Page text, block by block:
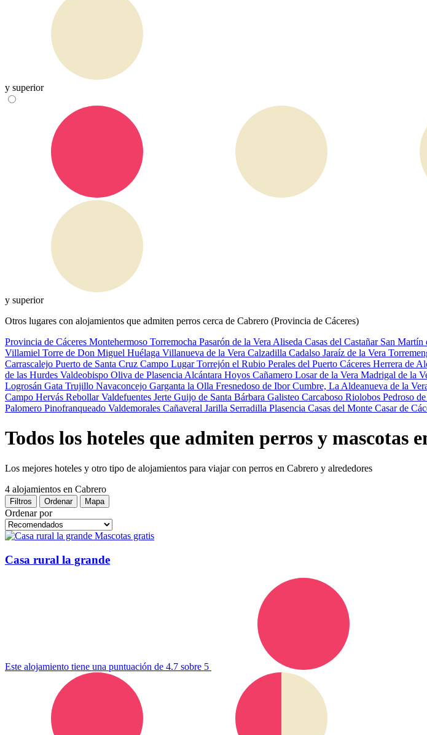
y superior
y superior
Otros lugares con alojamientos que admiten perros cerca de Cabrero (Provincia de Cáceres)
Provincia de Cáceres Montehermoso Torremocha Pasarón de la Vera Aliseda Casas del Castañar San Martín
Villamiel Torre de Don Miguel Huélaga Villanueva de la Vera Calzadilla Cadalso Jaraíz de la Vera
Carrascalejo Puerto de Santa Cruz Campo LugarTorrejón el Rubio Perales del Puerto Cáceres Herrera de
de las Hurdes Valdeobispo Oliva de Plasencia Alcántara Hoyos Cañamero Losar de la Vera Madrigal de la
Logrosán Gata Trujillo Navaconcejo Garganta la Olla Fresnedoso de IborCumbre, La Aldeanueva de la
Campo Hervás RebollarValdefuentes Jerte Guijo de Santa Bárbara Galisteo Carcaboso Riolobos Pedroso
Palomero Pinofranqueado Valdemorales Cañaveral Jarilla Serradilla Plasencia Casas del Monte Casar de
Todos los hoteles que admiten perros y mascotas
Los mejores hoteles y otro tipo de alojamientos para viajar con perros en Cabrero y alrededores
4 alojamientos en Cabrero
Filtros Ordenar Mapa
Ordenar por
Mascotas gratis
Casa rural la grande
Este alojamiento tiene una puntuación de 4.7 sobre 5